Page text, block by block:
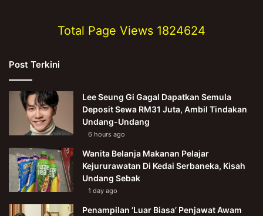
Total Page Views 1824624
Post Terkini
Lee Seung Gi Gagal Dapatkan Semula
Deposit Sewa RM31 Juta, Ambil Tindakan
Undang-Undang
6 hours ago
Wanita Belanja Makanan Pelajar
Kejururawatan Di Kedai Serbaneka, Kisah
Undang Sebak
1 day ago
Penampilan ‘Luar Biasa’ Penjawat Awam